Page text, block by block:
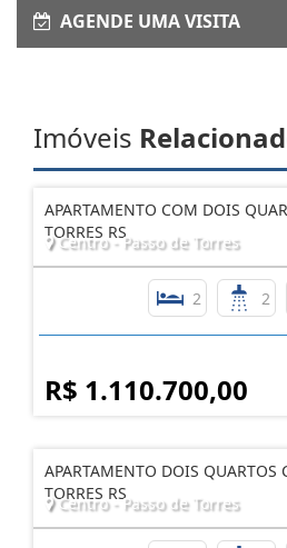
AGENDE UMA VISITA
Imóveis
APARTAMENTO COM DOIS
TORRES RS
Centro - Passo de Torres
2 2
R$ 1.110.700,00
APARTAMENTO DOIS QUARTOS
TORRES RS
Centro - Passo de Torres